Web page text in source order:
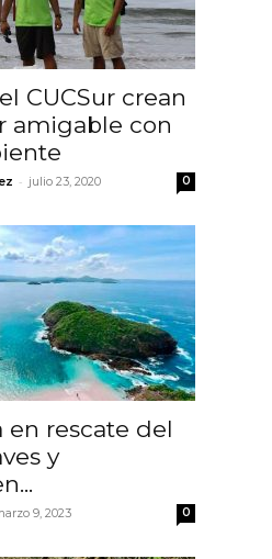
CUCSur crean
amigable con
- julio 23, 2020 0
en rescate del
y
9, 2023 0